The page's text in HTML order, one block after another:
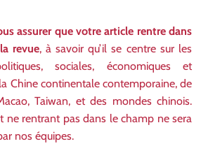
assurer que votre article rentre dans
revue, à savoir qu’il se centre sur les
sociales, économiques et
Chine continentale contemporaine, de
Taiwan, et des mondes chinois.
ne rentrant pas dans le champ ne sera
nos équipes.